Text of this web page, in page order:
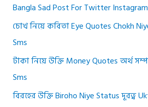
Bangla Sad Post For Twitter
চোখ নিয়ে কবিতা Eye Quotes Chokh
Sms
টাকা নিয়ে উক্তি Money Quotes অর্থ
Sms
বিরহের উক্তি Biroho Niye Status দূরত্ব